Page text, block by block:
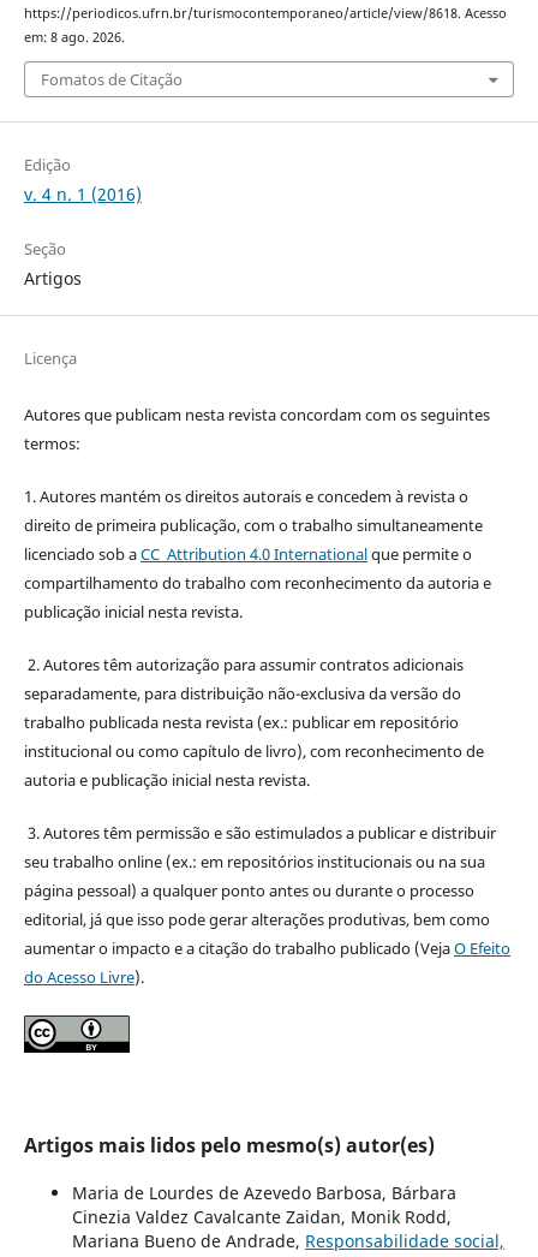
https://periodicos.ufrn.br/turismocontemporaneo/article/view/8618. Acesso
em: 8 ago. 2026.
Fomatos de Citação
Edição
v. 4 n. 1 (2016)
Seção
Artigos
Licença
Autores que publicam nesta revista concordam com os seguintes
termos:
1. Autores mantém os direitos autorais e concedem à revista o
direito de primeira publicação, com o trabalho simultaneamente
licenciado sob aCC Attribution 4.0 Internationalque permite o
compartilhamento do trabalho com reconhecimento da autoria e
publicação inicial nesta revista.
2. Autores têm autorização para assumir contratos adicionais
separadamente, para distribuição não-exclusiva da versão do
trabalho publicada nesta revista (ex.: publicar em repositório
institucional ou como capítulo de livro), com reconhecimento de
autoria e publicação inicial nesta revista.
3. Autores têm permissão e são estimulados a publicar e distribuir
seu trabalho online (ex.: em repositórios institucionais ou na sua
página pessoal) a qualquer ponto antes ou durante o processo
editorial, já que isso pode gerar alterações produtivas, bem como
aumentar o impacto e a citação do trabalho publicado (VejaO Efeito
do Acesso Livre).
Artigos mais lidos pelo mesmo(s) autor(es)
Maria de Lourdes de Azevedo Barbosa, Bárbara
Cinezia Valdez Cavalcante Zaidan, Monik Rodd,
Mariana Bueno de Andrade, Responsabilidade social,